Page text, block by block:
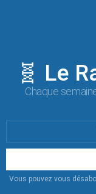
🧬 Le
Chaque
:
Vous pouvez vous